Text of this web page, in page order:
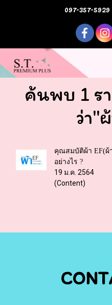
097-357-
ค้นพบ 1 ร
ว่า"
คุณสมบัติผ้า EF(
อย่างไร ?
19 ม.ค. 2564
(Content)